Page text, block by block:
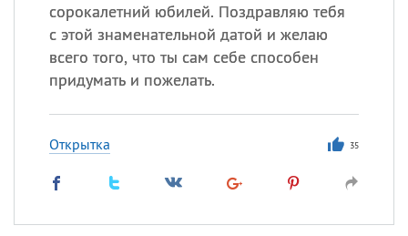
сорокалетний юбилей. Поздравляю тебя
с этой знаменательной датой и желаю
всего того, что ты сам себе способен
придумать и пожелать.
Открытка 35